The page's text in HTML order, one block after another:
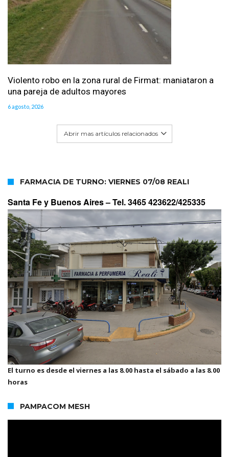
Violento robo en la zona rural de Firmat: maniataron a
una pareja de adultos mayores
6 agosto, 2026
Abrir mas artículos relacionados
FARMACIA DE TURNO: VIERNES 07/08 REALI
Santa Fe y Buenos Aires –Tel. 3465 423622/425335
El turno es desde el viernes a las 8.00 hasta el sábado a las 8.00
horas
PAMPACOM MESH